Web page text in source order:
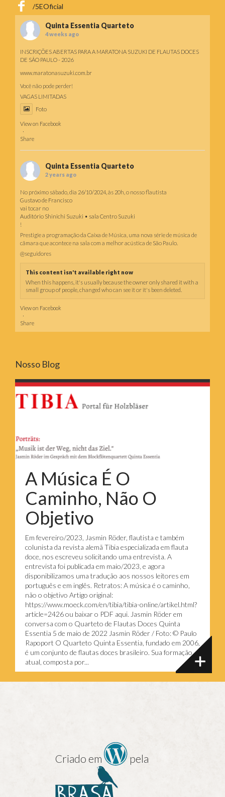
/5EOficial
Quinta Essentia Quarteto
4 weeks ago
INSCRIÇÕES ABERTAS PARA A MARATONA SUZUKI DE FLAUTAS DOCES
DE SÃO PAULO - 2026
www.maratonasuzuki.com.br
Você não pode perder!
VAGAS LIMITADAS
Foto
View on Facebook
·
Share
Quinta Essentia Quarteto
2 years ago
No próximo sábado, dia 26/10/2024, às 20h, o nosso flautista
Gustavo de Francisco
vai tocar no
Auditório Shinichi Suzuki • sala Centro Suzuki
!
Prestigie a programação da Caixa de Música, uma nova série de música de
câmara que acontece na sala com a melhor acústica de São Paulo.
@seguidores
This content isn't available right now
When this happens, it's usually because the owner only shared it with a
small group of people, changed who can see it or it's been deleted.
View on Facebook
·
Share
Nosso Blog
A Música É O
Caminho, Não O
Objetivo
Em fevereiro/2023, Jasmin Röder, flautista e também
colunista da revista alemã Tibia especializada em flauta
doce, nos escreveu solicitando uma entrevista. A
entrevista foi publicada em maio/2023, e agora
disponibilizamos uma tradução aos nossos leitores em
português e em inglês. Retratos: A música é o caminho,
não o objetivo Artigo original:
https://www.moeck.com/en/tibia/tibia-online/artikel.html?
article=2426 ou baixar o PDF aqui. Jasmin Röder em
conversa com o Quarteto de Flautas Doces Quinta
Essentia 5 de maio de 2022 Jasmin Röder / Foto: © Paulo
Rapoport O Quarteto Quinta Essentia, fundado em 2006,
é um conjunto de flautas doces brasileiro. Sua formação
atual, composta por...
Criado em pela